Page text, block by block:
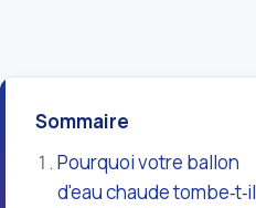
Sommaire
Pourquoi votre ballon
d'eau chaude tombe‑t‑il